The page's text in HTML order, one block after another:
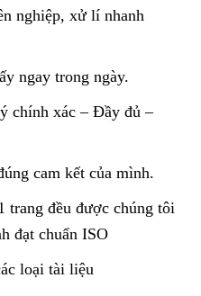
nghiệp, xử lí nhanh
ngay trong ngày.
chính xác – Đầy đủ –
cam kết của mình.
trang đều được chúng tôi
đạt chuẩn ISO
loại tài liệu